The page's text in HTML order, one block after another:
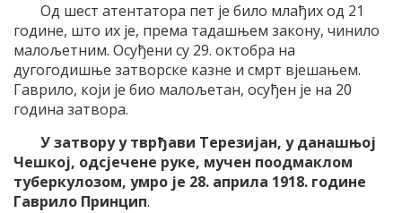
Од шест атентатора пет је било млађих од 21
године, што их је, према тадашњем закону, чинило
малољетним. Осуђени су 29. октобра на
дугогодишње затворске казне и смрт вјешањем.
Гаврило, који је био малољетан, осуђен је на 20
година затвора.
У затвору у тврђави Терезијан, у данашњој
Чешкој, одсјечене руке, мучен поодмаклом
туберкулозом, умро је 28. априла 1918. године
Гаврило Принцип.